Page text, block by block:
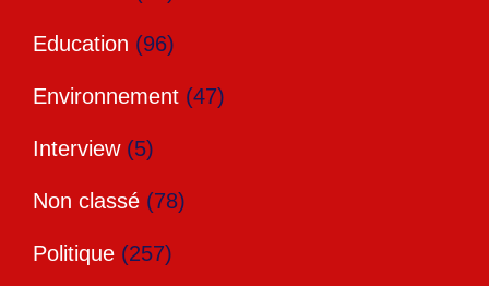
Education (96)
Environnement (47)
Interview(5)
Non classé (78)
Politique (257)